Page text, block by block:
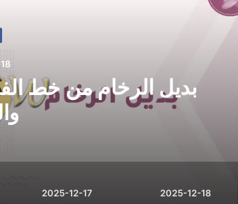
بديل الرخام من خط
2025-12-18
2025-12-17